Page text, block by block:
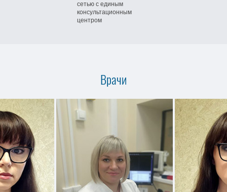
сетью с единым
консультационным
центром
Врачи